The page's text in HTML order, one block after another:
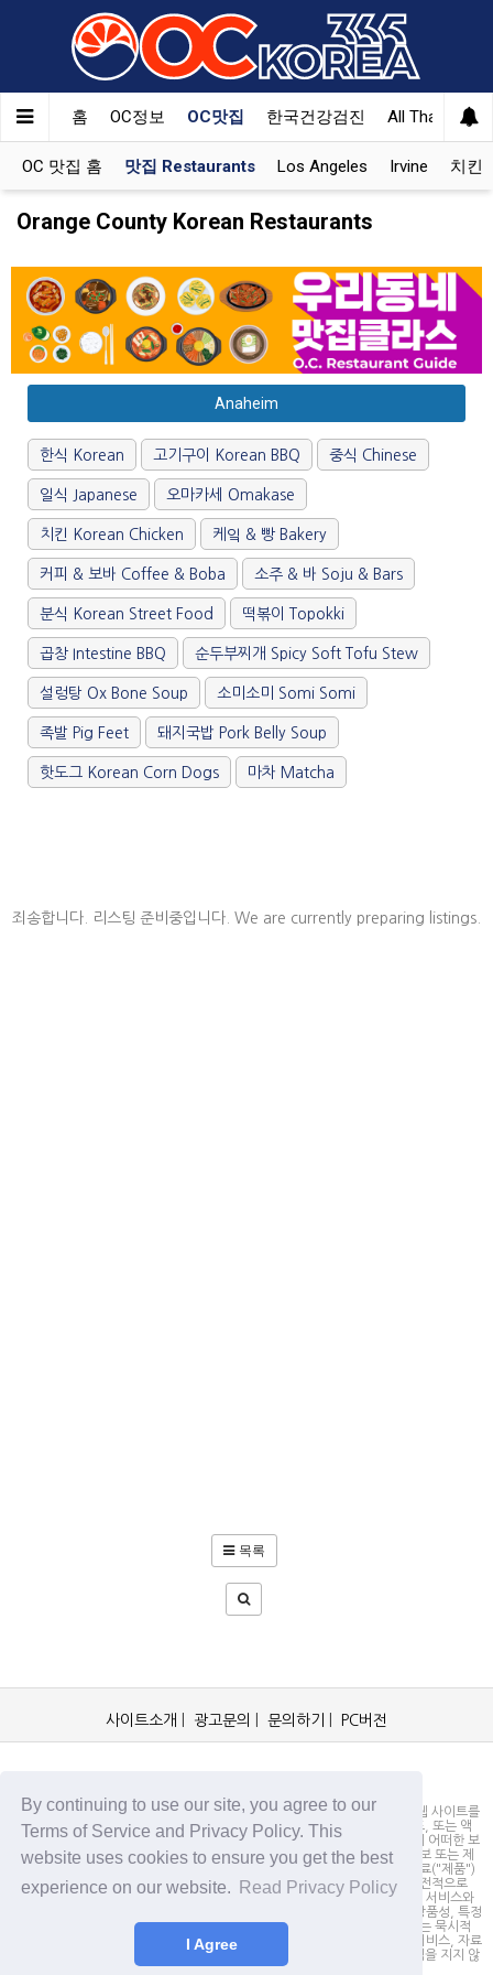
By continuing to use our site, you agree to our
Terms of Service and Privacy Policy. This
website uses cookies to ensure you get the best
experience on our website.
Read Privacy Policy
I Agree
홈 OC정보 OC맛집 한국건강검진 All That Korea
OC 맛집 홈 맛집 Restaurants Los Angeles Irvine 치킨
Orange County Korean Restaurants
Anaheim
한식 Korean 고기구이 Korean BBQ 중식 Chinese
일식 Japanese 오마카세 Omakase
치킨 Korean Chicken 케잌 & 빵 Bakery
커피 & 보바 Coffee & Boba 소주 & 바 Soju & Bars
분식 Korean Street Food 떡볶이 Topokki
곱창 Intestine BBQ 순두부찌개 Spicy Soft Tofu Stew
설렁탕 Ox Bone Soup 소미소미 Somi Somi
족발 Pig Feet 돼지국밥 Pork Belly Soup
핫도그 Korean Corn Dogs 마차 Matcha
죄송합니다. 리스팅 준비중입니다. We are currently preparing listings.
목록
사이트소개 광고문의 문의하기 PC버전
OCKorea365.com 오씨코리아365는 본 웹 사이트에 명시되어 있거나, 본 웹 사이트를
통해 배포되거나, 본 웹 사이트에 포함되어 있는 서비스로부터 링크, 다운로드, 또는 액
세스되는 정보, 내용 또는 광고(총칭하여 "자료")의 정확성이나 신뢰성에 대해 어떠한 보
증도 하지 않을 뿐만 아니라 서비스상의, 또는 서비스와 관련된 광고, 기타 정보 또는 제
안의 결과로서 디스플레이, 구매 또는 취득하게 되는 제품, 정보 또는 기타 자료("제품")
의 품질에 대해서도 보증을 하지 않습니다. 귀하는, 자료에 대한 신뢰 여부가 전적으로
본 웹사이트를 방문하신 귀하의 책임임을 인정합니다. OCKorea365.com은 서비스와
자료를 "있는 그대로" 제공하며, 서비스 또는 기타 자료 및 제품과 관련하여 상품성, 특정
목적에의 적합성에 대한 보증을 포함하되 이에 제한되지 않고 모든 명시적 또는 묵시적
인 보증을 명시적으로 부인합니다. 어떠한 경우에도 OCKorea365.com은 서비스, 자료
및 제품과 관련하여 직접, 간접, 부수적, 징벌적, 파생적인 손해에 대해서 책임을 지지 않